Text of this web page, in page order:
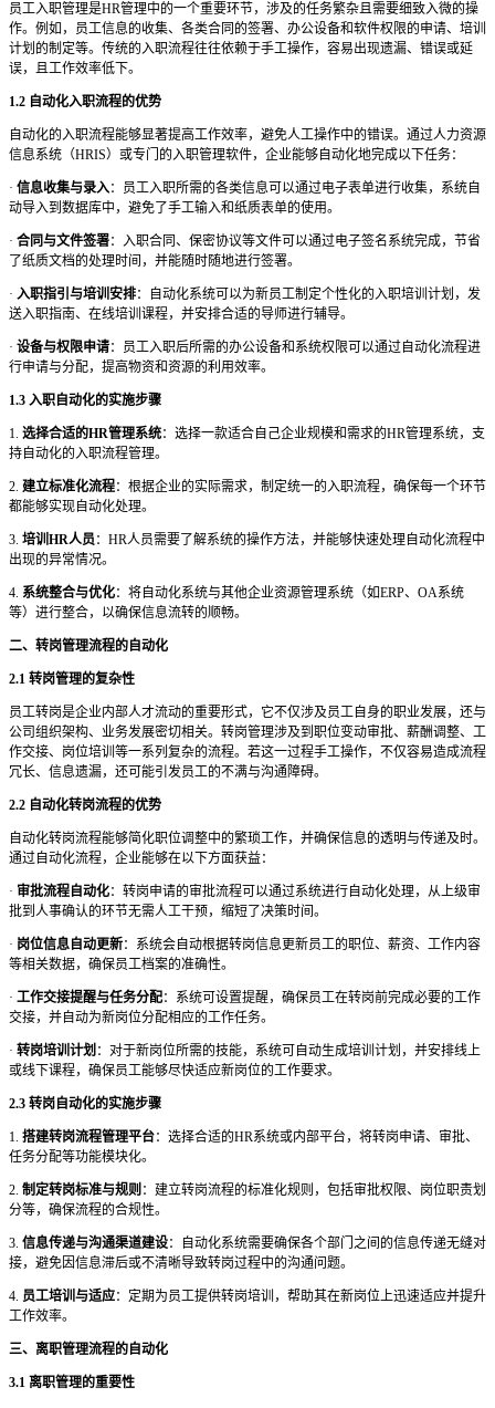
员工入职管理是HR管理中的一个重要环节，涉及的任务繁杂且需要细致入微的操
作。例如，员工信息的收集、各类合同的签署、办公设备和软件权限的申请、培训
计划的制定等。传统的入职流程往往依赖于手工操作，容易出现遗漏、错误或延
误，且工作效率低下。
1.2 自动化入职流程的优势
自动化的入职流程能够显著提高工作效率，避免人工操作中的错误。通过人力资源
信息系统（HRIS）或专门的入职管理软件，企业能够自动化地完成以下任务：
· 信息收集与录入：员工入职所需的各类信息可以通过电子表单进行收集，系统自
动导入到数据库中，避免了手工输入和纸质表单的使用。
· 合同与文件签署：入职合同、保密协议等文件可以通过电子签名系统完成，节省
了纸质文档的处理时间，并能随时随地进行签署。
· 入职指引与培训安排：自动化系统可以为新员工制定个性化的入职培训计划，发
送入职指南、在线培训课程，并安排合适的导师进行辅导。
· 设备与权限申请：员工入职后所需的办公设备和系统权限可以通过自动化流程进
行申请与分配，提高物资和资源的利用效率。
1.3 入职自动化的实施步骤
1. 选择合适的HR管理系统：选择一款适合自己企业规模和需求的HR管理系统，支
持自动化的入职流程管理。
2. 建立标准化流程：根据企业的实际需求，制定统一的入职流程，确保每一个环节
都能够实现自动化处理。
3. 培训 HR人员： HR人员需要了解系统的操作方法，并能够快速处理自动化流程中
出现的异常情况。
4. 系统整合与优化：将自动化系统与其他企业资源管理系统（如ERP、OA系统
等）进行整合，以确保信息流转的顺畅。
二、转岗管理流程的自动化
2.1 转岗管理的复杂性
员工转岗是企业内部人才流动的重要形式，它不仅涉及员工自身的职业发展，还与
公司组织架构、业务发展密切相关。转岗管理涉及到职位变动审批、薪酬调整、工
作交接、岗位培训等一系列复杂的流程。若这一过程手工操作，不仅容易造成流程
冗长、信息遗漏，还可能引发员工的不满与沟通障碍。
2.2 自动化转岗流程的优势
自动化转岗流程能够简化职位调整中的繁琐工作，并确保信息的透明与传递及时。
通过自动化流程，企业能够在以下方面获益：
· 审批流程自动化：转岗申请的审批流程可以通过系统进行自动化处理，从上级审
批到人事确认的环节无需人工干预，缩短了决策时间。
· 岗位信息自动更新：系统会自动根据转岗信息更新员工的职位、薪资、工作内容
等相关数据，确保员工档案的准确性。
· 工作交接提醒与任务分配：系统可设置提醒，确保员工在转岗前完成必要的工作
交接，并自动为新岗位分配相应的工作任务。
· 转岗培训计划 ：对于新岗位所需的技能，系统可自动生成培训计划，并安排线上
或线下课程，确保员工能够尽快适应新岗位的工作要求。
2.3 转岗自动化的实施步骤
1. 搭建转岗流程管理平台：选择合适的HR系统或内部平台，将转岗申请、审批、
任务分配等功能模块化。
2. 制定转岗标准与规则 ：建立转岗流程的标准化规则，包括审批权限、岗位职责划
分等，确保流程的合规性。
3. 信息传递与沟通渠道建设：自动化系统需要确保各个部门之间的信息传递无缝对
接，避免因信息滞后或不清晰导致转岗过程中的沟通问题。
4. 员工培训与适应：定期为员工提供转岗培训，帮助其在新岗位上迅速适应并提升
工作效率。
三、离职管理流程的自动化
3.1 离职管理的重要性